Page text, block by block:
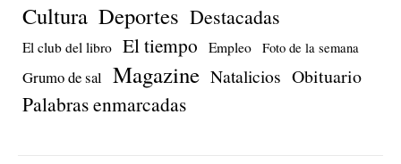
Cultura Deportes Destacadas
El club del libro El tiempo Empleo Foto de la semana
Grumo de sal Magazine Natalicios Obituario
Palabras enmarcadas